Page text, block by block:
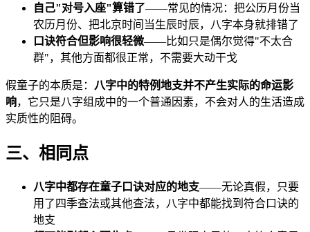
自己"对号入座"算错了——常见的情况：把公历月份当
农历月份、把北京时间当生辰时辰，八字本身就排错了
口诀符合但影响很轻微——比如只是偶尔觉得"不太合
群"，其他方面都很正常，不需要大动干戈
假童子的本质是： 八字中的特例地支并不产生实际的命运影
响，它只是八字组成中的一个普通因素，不会对人的生活造成
实质性的阻碍。
三、相同点
八字中都存在童子口诀对应的地支——无论真假，只要
用了四季查法或其他查法，八字中都能找到符合口诀的
地支